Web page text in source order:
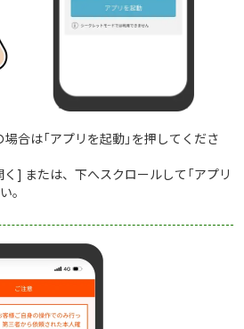
合は「アプリを起動」を押してくださ
] または、下へスクロールして「アプリ
。